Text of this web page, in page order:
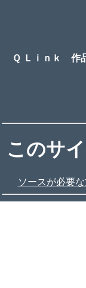
Ｑ Ｌｉｎｋ 作
このサ
ソースが必要